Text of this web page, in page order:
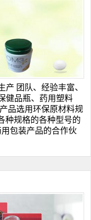
团队、经验丰富、
健品瓶、 药用塑料
品选用环保原材料规
种规格的各种型号的
包装产品的合作伙